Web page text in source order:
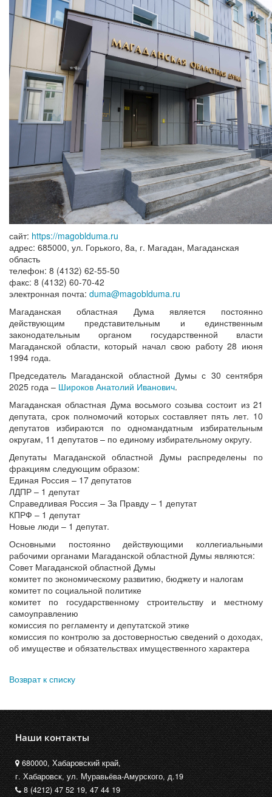
сайт: https://magoblduma.ru
адрес: 685000, ул. Горького, 8а, г. Магадан, Магаданская
область
телефон: 8 (4132) 62-55-50
факс: 8 (4132) 60-70-42
электронная почта: duma@magoblduma.ru
Магаданская областная Дума является постоянно
действующим представительным и единственным
законодательным органом государственной власти
Магаданской области, который начал свою работу 28 июня
1994 года.
Председатель Магаданской областной Думы с 30 сентября
2025 года – Широков Анатолий Иванович.
Магаданская областная Дума восьмого созыва состоит из 21
депутата, срок полномочий которых составляет пять лет. 10
депутатов избираются по одномандатным избирательным
округам, 11 депутатов – по единому избирательному округу.
Депутаты Магаданской областной Думы распределены по
фракциям следующим образом:
Единая Россия – 17 депутатов
ЛДПР – 1 депутат
Справедливая Россия – За Правду – 1 депутат
КПРФ – 1 депутат
Новые люди – 1 депутат.
Основными постоянно действующими коллегиальными
рабочими органами Магаданской областной Думы являются:
Совет Магаданской областной Думы
комитет по экономическому развитию, бюджету и налогам
комитет по социальной политике
комитет по государственному строительству и местному
самоуправлению
комиссия по регламенту и депутатской этике
комиссия по контролю за достоверностью сведений о доходах,
об имуществе и обязательствах имущественного характера
Возврат к списку
Наши контакты
680000, Хабаровский край,
г. Хабаровск, ул. Муравьёва-Амурского, д.19
8 (4212) 47 52 19, 47 44 19